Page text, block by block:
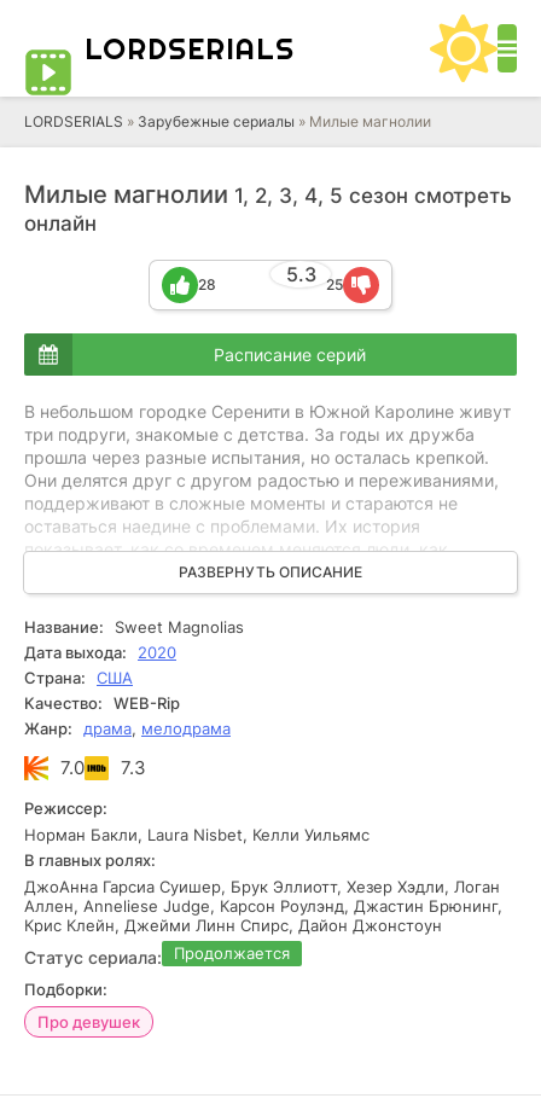
LORDSERIALS
LORDSERIALS » Зарубежные сериалы » Милые магнолии
Милые магнолии 1, 2, 3, 4, 5 сезон смотреть
онлайн
5.3
28 25
Расписание серий
В небольшом городке Серенити в Южной Каролине живут
три подруги, знакомые с детства. За годы их дружба
прошла через разные испытания, но осталась крепкой.
Они делятся друг с другом радостью и переживаниями,
поддерживают в сложные моменты и стараются не
оставаться наедине с проблемами. Их история
показывает, как со временем меняются люди, как
взросление и обстоятельства могут повлиять на
отношения, но при этом сделать их только прочнее. В
мире провинциального городка именно эта дружба
становится для них главной опорой и источником сил.
РАЗВЕРНУТЬ ОПИСАНИЕ
Название:
Sweet Magnolias
Дата выхода:
2020
Страна:
США
Качество:
WEB-Rip
Жанр:
драма, мелодрама
7.0 7.3
Режиссер:
Норман Бакли, Laura Nisbet, Келли Уильямс
В главных ролях:
ДжоАнна Гарсиа Суишер, Брук Эллиотт, Хезер Хэдли, Логан
Аллен, Anneliese Judge, Карсон Роулэнд, Джастин Брюнинг,
Крис Клейн, Джейми Линн Спирс, Дайон Джонстоун
Статус сериала:
Продолжается
Подборки:
Про девушек